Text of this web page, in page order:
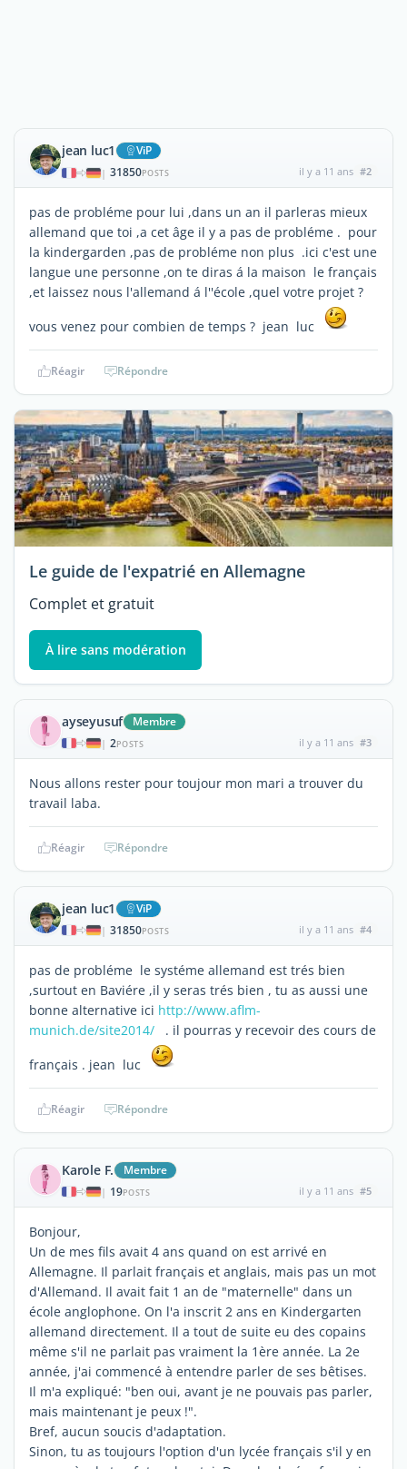
jean luc1 ViP
| 31850POSTS il y a 11 ans #2
pas de probléme pour lui ,dans un an il parleras mieux
allemand que toi ,a cet âge il y a pas de probléme . pour
la kindergarden ,pas de probléme non plus .ici c'est une
langue une personne ,on te diras á la maison le français
,et laissez nous l'allemand á l''école ,quel votre projet ?
vous venez pour combien de temps ? jean luc
Réagir Répondre
Le guide de l'expatrié en Allemagne
Complet et gratuit
À lire sans modération
ayseyusuf Membre
| 2POSTS il y a 11 ans #3
Nous allons rester pour toujour mon mari a trouver du
travail laba.
Réagir Répondre
jean luc1 ViP
| 31850POSTS il y a 11 ans #4
pas de probléme le systéme allemand est trés bien
,surtout en Baviére ,il y seras trés bien , tu as aussi une
bonne alternative ici http://www.aflm-
munich.de/site2014/ . il pourras y recevoir des cours de
français . jean luc
Réagir Répondre
Karole F. Membre
| 19POSTS il y a 11 ans #5
Bonjour,
Un de mes fils avait 4 ans quand on est arrivé en
Allemagne. Il parlait français et anglais, mais pas un mot
d'Allemand. Il avait fait 1 an de "maternelle" dans un
école anglophone. On l'a inscrit 2 ans en Kindergarten
allemand directement. Il a tout de suite eu des copains
même s'il ne parlait pas vraiment la 1ère année. La 2e
année, j'ai commencé à entendre parler de ses bêtises.
Il m'a expliqué: "ben oui, avant je ne pouvais pas parler,
mais maintenant je peux !".
Bref, aucun soucis d'adaptation.
Sinon, tu as toujours l'option d'un lycée français s'il y en